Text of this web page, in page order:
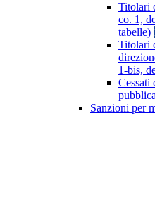
Titolari
co. 1,
tabelle)
Titolari
1-bis,
Cessati
Sanzioni per